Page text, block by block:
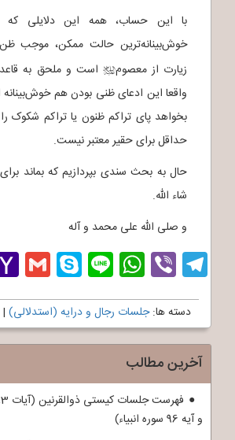
با این حساب، همه این دلایلی
خوش‌بینانه‌ترین حالت ممکن، موجب
زیارت از معصومj است و ملحق به
واقعا این ادعای ظنی بودن هم
بخواهد پای تراکم ظنون یا تراکم شکوک
حداقل برای حقیر معتبر نیست.
حال به بحث سندی بپردازیم که بماند
شاء الله.
و صلی الله علی محمد و آله
Telegram
Viber
Line
دسته ها: جلسات رجال و درایه (استدلالی) |
آخرین مطالب
و آیه 96 سوره انبیاء)